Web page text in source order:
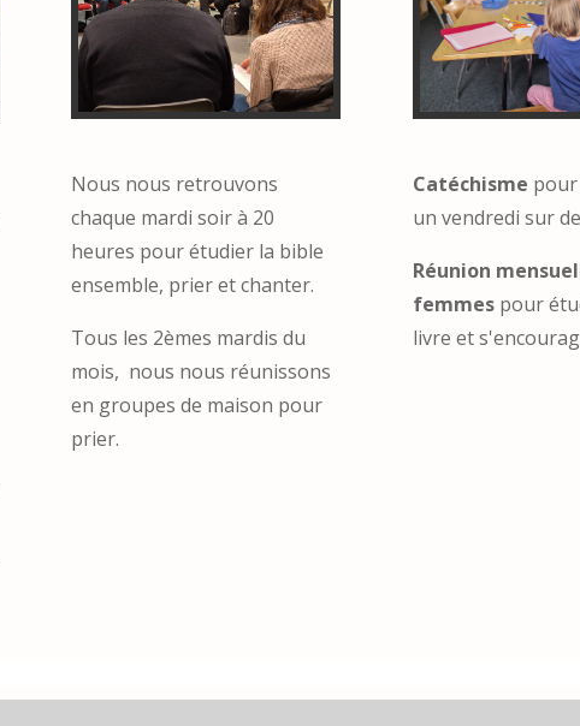
Nous nous retrouvons
chaque mardi soir à 20
heures pour étudier la bible
ensemble, prier et chanter.
Tous les 2èmes mardis du
mois, nous nous réunissons
en groupes de maison pour
prier.
Catéchisme
un vendredi sur
Réunion
femmespour
livre et